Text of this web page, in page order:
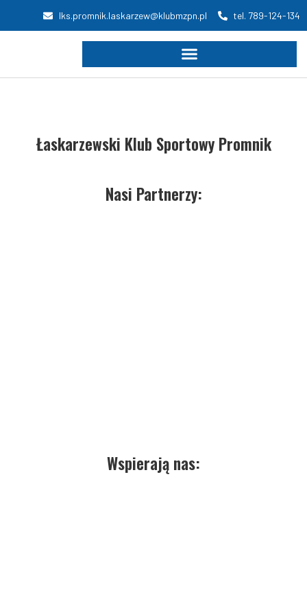
lks.promnik.laskarzew@klubmzpn.pl tel. 789-124-134
Łaskarzewski Klub Sportowy Promnik
Nasi Partnerzy:
Wspierają nas: